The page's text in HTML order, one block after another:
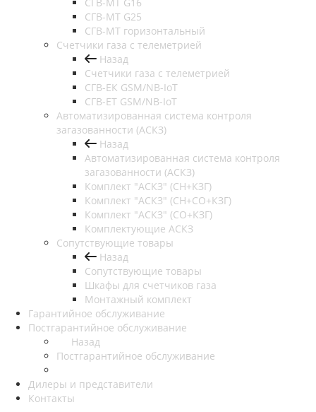
СГВ-МТ G25
СГВ-MT горизонтальный
Счетчики газа с телеметрией
Назад
Счетчики газа с телеметрией
СГВ-ЕК GSM/NB-IoT
СГВ-ЕТ GSM/NB-IoT
Автоматизированная система контроля
загазованности (АСКЗ)
Назад
Автоматизированная система контроля
загазованности (АСКЗ)
Комплект "АСКЗ" (СН+КЗГ)
Комплект "АСКЗ" (СН+СО+КЗГ)
Комплект "АСКЗ" (СО+КЗГ)
Комплектующие АСКЗ
Сопутствующие товары
Назад
Сопутствующие товары
Шкафы для счетчиков газа
Монтажный комплект
Гарантийное обслуживание
Постгарантийное обслуживание
Назад
Постгарантийное обслуживание
Дилеры и представители
Контакты